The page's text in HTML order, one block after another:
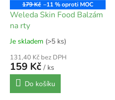
179 Kč –11 %
Weleda Skin Food Balzám
na rty
Je skladem (>5 ks)
131,40 Kč bez DPH
159 Kč / ks
Do košíku